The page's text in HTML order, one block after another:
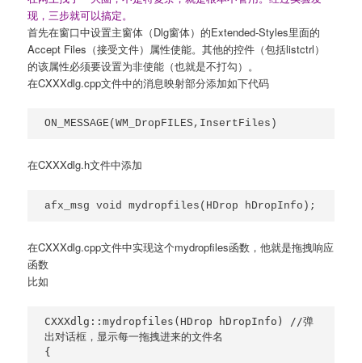
现，三步就可以搞定。
首先在窗口中设置主窗体（Dlg窗体）的Extended-Styles里面的
Accept Files（接受文件）属性使能。其他的控件（包括listctrl）
的该属性必须要设置为非使能（也就是不打勾）。
在CXXXdlg.cpp文件中的消息映射部分添加如下代码
在CXXXdlg.h文件中添加
在CXXXdlg.cpp文件中实现这个mydropfiles函数，他就是拖拽响应
函数
比如
CXXXdlg::mydropfiles(HDrop hDropInfo) //弹
出对话框，显示每一拖拽进来的文件名
{